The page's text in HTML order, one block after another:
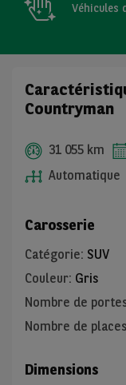
Véhicules
Countryman
31 055 km
Automatique
Carosserie
Catégorie: SUV
Couleur: Gris
Nombre de
Nombre de places
Dimensions